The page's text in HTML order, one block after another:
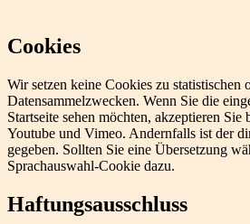
Cookies
Wir setzen keine Cookies zu statistischen
Datensammelzwecken. Wenn Sie die
Startseite sehen möchten, akzeptieren
Youtube und Vimeo. Andernfalls ist der
gegeben. Sollten Sie eine Übersetzung
Sprachauswahl-Cookie dazu.
Haftungsausschluss